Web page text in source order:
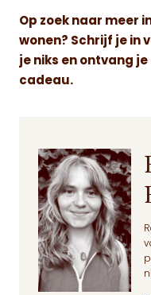
Op zoek naar meer
wonen? Schrijf je in
je niks en ontvang
cadeau.